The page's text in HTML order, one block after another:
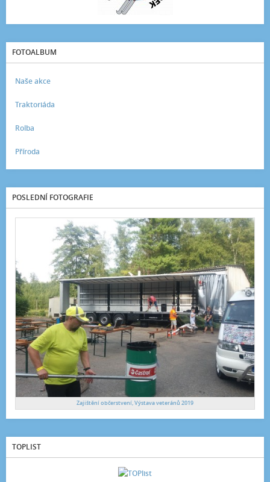
FOTOALBUM
Naše akce
Traktoriáda
Rolba
Příroda
POSLEDNÍ FOTOGRAFIE
Zajištění občerstvení, Výstava veteránů 2019
TOPLIST